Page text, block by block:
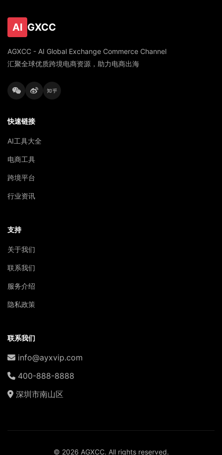
AI GXCC
AGXCC - AI Global Exchange Commerce Channel
汇聚全球优质跨境电商资源，助力电商出海
快速链接
AI工具大全
电商工具
跨境平台
行业资讯
支持
关于我们
联系我们
服务介绍
隐私政策
联系我们
info@ayxvip.com
400-888-8888
深圳市南山区
© 2026 AGXCC. All rights reserved.